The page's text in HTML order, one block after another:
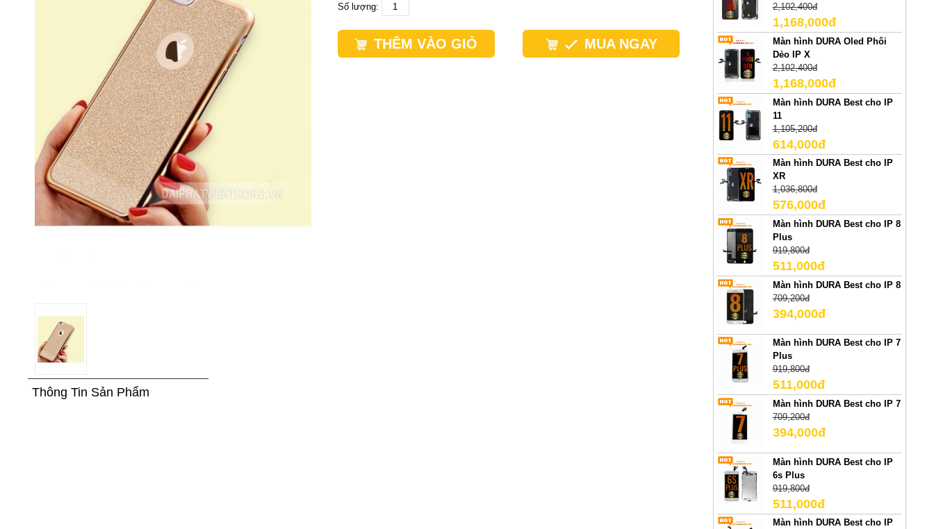
Số lượng:
THÊM VÀO GIỎ MUA NGAY
Thông Tin Sản Phẩm
2,102,400đ
1,168,000đ
Màn hình DURA Oled Phôi
Dẻo IP X
2,102,400đ
1,168,000đ
Màn hình DURA Best cho IP
11
1,105,200đ
614,000đ
Màn hình DURA Best cho IP
XR
1,036,800đ
576,000đ
Màn hình DURA Best cho IP 8
Plus
919,800đ
511,000đ
Màn hình DURA Best cho IP 8
709,200đ
394,000đ
Màn hình DURA Best cho IP 7
Plus
919,800đ
511,000đ
Màn hình DURA Best cho IP 7
709,200đ
394,000đ
Màn hình DURA Best cho IP
6s Plus
919,800đ
511,000đ
Màn hình DURA Best cho IP